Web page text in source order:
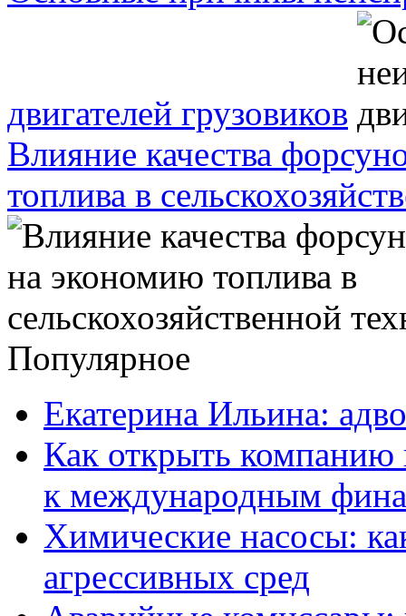
двигателей грузовиков
Влияние качества
топлива в
Популярное
Екатерина Ильина:
Как открыть компанию
к международным
Химические насосы:
агрессивных сред